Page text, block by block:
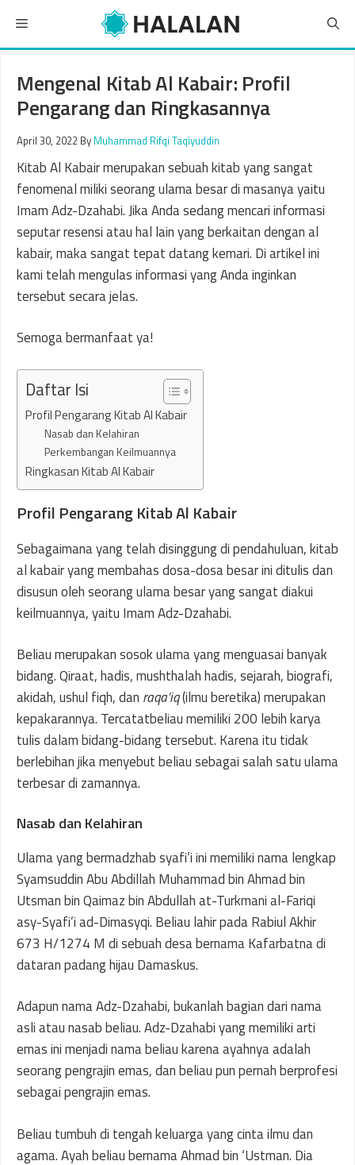
content
Menu
Mengenal Kitab Al Kabair: Profil
Pengarang dan Ringkasannya
April 30, 2022 By Muhammad Rifqi Taqiyuddin
Kitab Al Kabair merupakan sebuah kitab yang sangat
fenomenal miliki seorang ulama besar di masanya yaitu
Imam Adz-Dzahabi. Jika Anda sedang mencari informasi
seputar resensi atau hal lain yang berkaitan dengan al
kabair, maka sangat tepat datang kemari. Di artikel ini
kami telah mengulas informasi yang Anda inginkan
tersebut secara jelas.
Semoga bermanfaat ya!
Daftar Isi
Profil Pengarang Kitab Al Kabair
Nasab dan Kelahiran
Perkembangan Keilmuannya
Ringkasan Kitab Al Kabair
Profil Pengarang Kitab Al Kabair
Sebagaimana yang telah disinggung di pendahuluan, kitab
al kabair yang membahas dosa-dosa besar ini ditulis dan
disusun oleh seorang ulama besar yang sangat diakui
keilmuannya, yaitu Imam Adz-Dzahabi.
Beliau merupakan sosok ulama yang menguasai banyak
bidang. Qiraat, hadis, mushthalah hadis, sejarah, biografi,
akidah, ushul fiqh, dan raqa’iq(ilmu beretika) merupakan
kepakarannya. Tercatatbeliau memiliki 200 lebih karya
tulis dalam bidang-bidang tersebut. Karena itu tidak
berlebihan jika menyebut beliau sebagai salah satu ulama
terbesar di zamannya.
Nasab dan Kelahiran
Ulama yang bermadzhab syafi’i ini memiliki nama lengkap
Syamsuddin Abu Abdillah Muhammad bin Ahmad bin
Utsman bin Qaimaz bin Abdullah at-Turkmani al-Fariqi
asy-Syafi’i ad-Dimasyqi. Beliau lahir pada Rabiul Akhir
673 H/1274 M di sebuah desa bernama Kafarbatna di
dataran padang hijau Damaskus.
Adapun nama Adz-Dzahabi, bukanlah bagian dari nama
asli atau nasab beliau. Adz-Dzahabi yang memiliki arti
emas ini menjadi nama beliau karena ayahnya adalah
seorang pengrajin emas, dan beliau pun pernah berprofesi
sebagai pengrajin emas.
Beliau tumbuh di tengah keluarga yang cinta ilmu dan
agama. Ayah beliau bernama Ahmad bin ‘Ustman. Dia